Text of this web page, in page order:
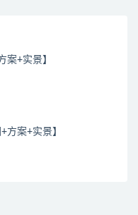
案+实景】
方案+实景】